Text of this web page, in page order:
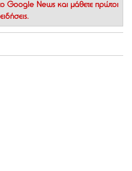
Google News και μάθετε πρώτοι